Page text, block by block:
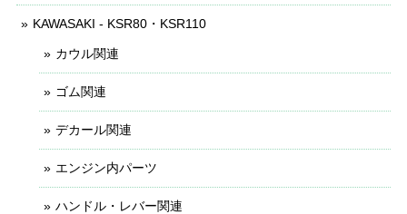
KAWASAKI - KSR80・KSR110
カウル関連
ゴム関連
デカール関連
エンジン内パーツ
ハンドル・レバー関連